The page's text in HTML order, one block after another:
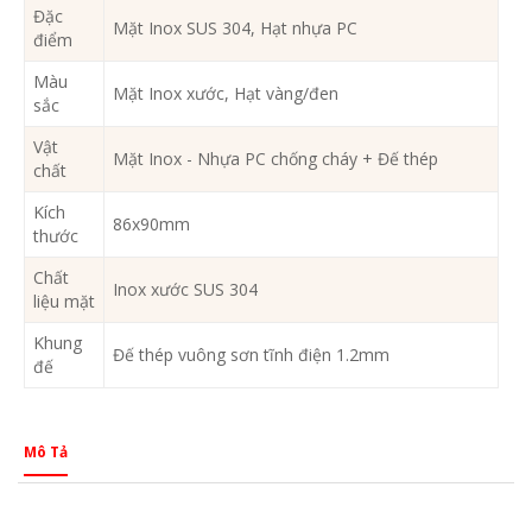
Đặc
điểm
Mặt Inox SUS 304, Hạt nhựa PC
Màu
sắc
Mặt Inox xước, Hạt vàng/đen
Vật
chất
Mặt Inox - Nhựa PC chống cháy + Đế thép
Kích
thước
86x90mm
Chất
liệu mặt
Inox xước SUS 304
Khung
đế
Đế thép vuông sơn tĩnh điện 1.2mm
Mô Tả